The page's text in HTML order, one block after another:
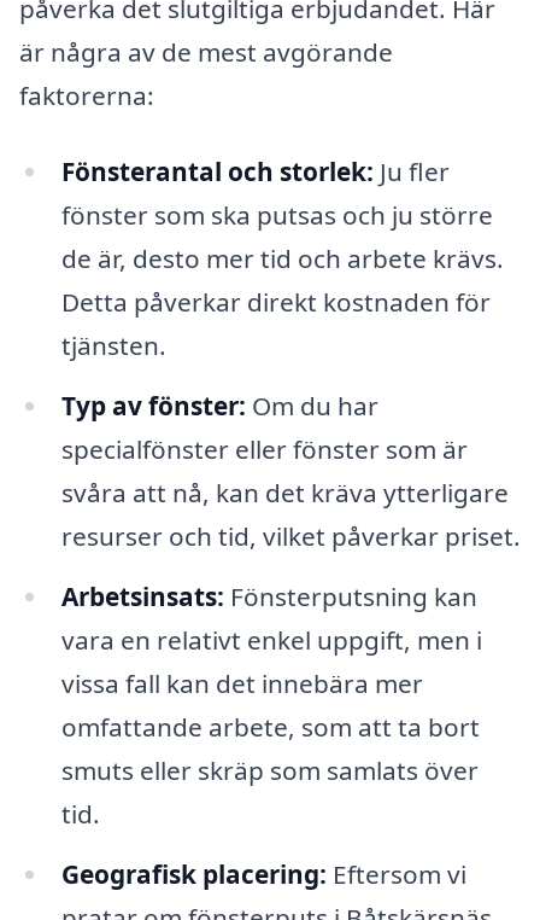
påverka det slutgiltiga erbjudandet. Här
är några av de mest avgörande
faktorerna:
Fönsterantal och storlek: Ju fler
fönster som ska putsas och ju större
de är, desto mer tid och arbete krävs.
Detta påverkar direkt kostnaden för
tjänsten.
Typ av fönster: Om du har
specialfönster eller fönster som är
svåra att nå, kan det kräva ytterligare
resurser och tid, vilket påverkar priset.
Arbetsinsats: Fönsterputsning kan
vara en relativt enkel uppgift, men i
vissa fall kan det innebära mer
omfattande arbete, som att ta bort
smuts eller skräp som samlats över
tid.
Geografisk placering: Eftersom vi